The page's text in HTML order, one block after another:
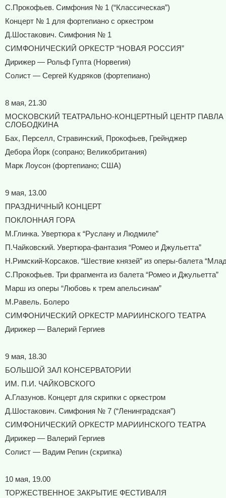
С.Прокофьев. Симфония № 1 (“Классическая”)
Концерт № 1 для фортепиано с оркестром
Д.Шостакович. Симфония № 1
СИМФОНИЧЕСКИЙ ОРКЕСТР “НОВАЯ РОССИЯ”
Дирижер — Рольф Гупта (Норвегия)
Солист — Сергей Кудряков (фортепиано)
8 мая, 21.30
МОСКОВСКИЙ ТЕАТРАЛЬНО-КОНЦЕРТНЫЙ ЦЕНТР ПАВЛА
СЛОБОДКИНА
Бах, Перселл, Стравинский, Прокофьев, Грейнджер
Дебора Йорк (сопрано; Великобритания)
Марк Лоусон (фортепиано; США)
9 мая, 13.00
ПРАЗДНИЧНЫЙ КОНЦЕРТ
ПОКЛОННАЯ ГОРА
М.Глинка. Увертюра к “Руслану и Людмиле”
П.Чайковский. Увертюра-фантазия “Ромео и Джульетта”
Н.Римский-Корсаков. “Шествие князей” из оперы-балета
С.Прокофьев. Три фрагмента из балета “Ромео и Джульетта”
Марш из оперы “Любовь к трем апельсинам”
М.Равель. Болеро
СИМФОНИЧЕСКИЙ ОРКЕСТР МАРИИНСКОГО ТЕАТРА
Дирижер — Валерий Гергиев
9 мая, 18.30
БОЛЬШОЙ ЗАЛ КОНСЕРВАТОРИИ
ИМ. П.И. ЧАЙКОВСКОГО
А.Глазунов. Концерт для скрипки с оркестром
Д.Шостакович. Симфония № 7 (“Ленинградская”)
СИМФОНИЧЕСКИЙ ОРКЕСТР МАРИИНСКОГО ТЕАТРА
Дирижер — Валерий Гергиев
Солист — Вадим Репин (скрипка)
10 мая, 19.00
ТОРЖЕСТВЕННОЕ ЗАКРЫТИЕ ФЕСТИВАЛЯ